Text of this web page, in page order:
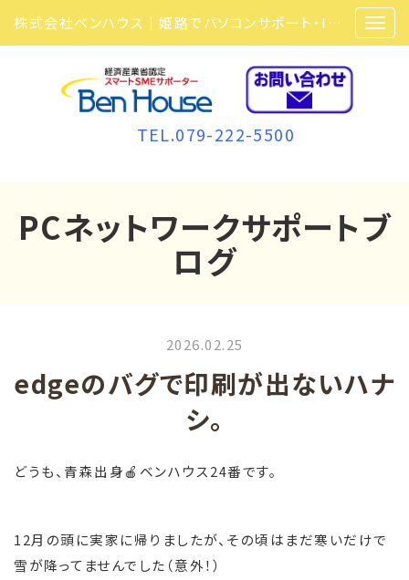
株式会社ベンハウス｜姫路でパソコンサポート・ITサポート・ITセキュリティ・複合機・ビジネスフォンなら弊社にお任せ
TEL.079-222-5500
PCネットワークサポートブ
ログ
2026.02.25
edgeのバグで印刷が出ないハナ
シ。
どうも、青森出身🍎ベンハウス24番です。
12月の頭に実家に帰りましたが、その頃はまだ寒いだけで
雪が降ってませんでした（意外！）